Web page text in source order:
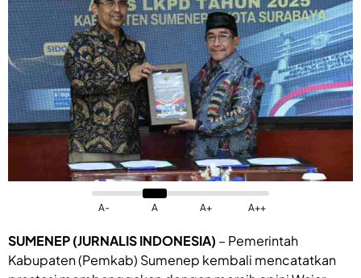
A- A A+ A++
SUMENEP (JURNALIS INDONESIA) – Pemerintah
Kabupaten (Pemkab) Sumenep kembali mencatatkan